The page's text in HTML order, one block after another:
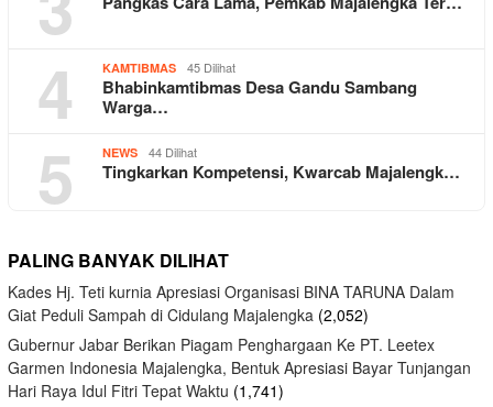
4 KAMTIBMAS 45 Dilihat
Bhabinkamtibmas Desa Gandu Sambang
Warga…
5 NEWS 44 Dilihat
Tingkarkan Kompetensi, Kwarcab Majalengk…
PALING BANYAK DILIHAT
Kades Hj. Teti kurnia Apresiasi Organisasi BINA TARUNA Dalam
Giat Peduli Sampah di Cidulang Majalengka (2,052)
Gubernur Jabar Berikan Piagam Penghargaan Ke PT. Leetex
Garmen Indonesia Majalengka, Bentuk Apresiasi Bayar Tunjangan
Hari Raya Idul Fitri Tepat Waktu (1,741)